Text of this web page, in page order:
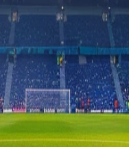
16:00 en wordt